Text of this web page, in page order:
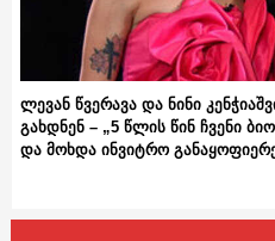
ლევან წვერავა და ნინი
გახდნენ – „5 წლის წინ ჩვენი
და მოხდა ინვიტრო